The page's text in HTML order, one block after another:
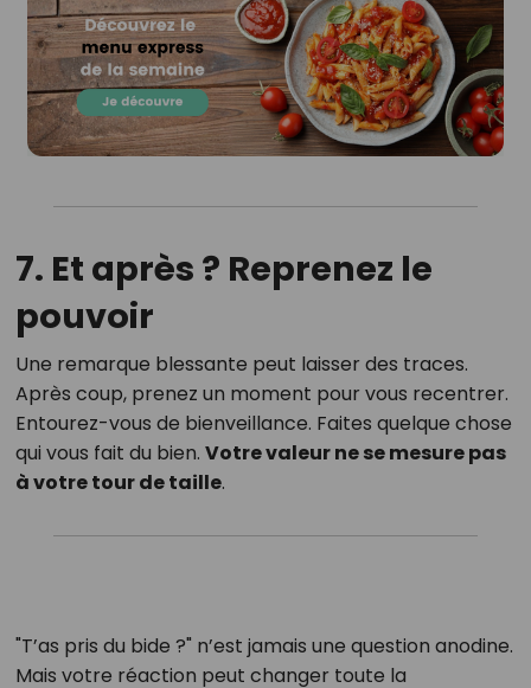
7. Et après ? Reprenez le
pouvoir
Une remarque blessante peut laisser des traces.
Après coup, prenez un moment pour vous recentrer.
Entourez-vous de bienveillance. Faites quelque chose
qui vous fait du bien. Votre valeur ne se mesure pas
à votre tour de taille.
"T’as pris du bide ?" n’est jamais une question anodine.
Mais votre réaction peut changer toute la